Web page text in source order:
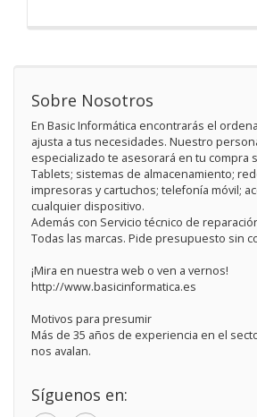
Sobre Nosotros
En Basic Informática encontrarás el
ajusta a tus necesidades. Nuestro
especializado te asesorará en tu compra
Tablets; sistemas de almacenamiento;
impresoras y cartuchos; telefonía móvil;
cualquier dispositivo.
Además con Servicio técnico de
Todas las marcas. Pide presupuesto sin
¡Mira en nuestra web o ven a vernos!
http://www.basicinformatica.es
Motivos para presumir
Más de 35 años de experiencia en el
nos avalan.
Síguenos en: